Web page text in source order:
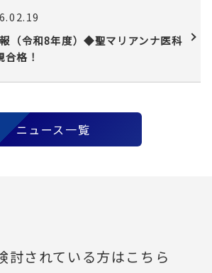
（令和8年度）◆聖マリアンナ医科
格！
ニュース一覧
討されている方はこちら